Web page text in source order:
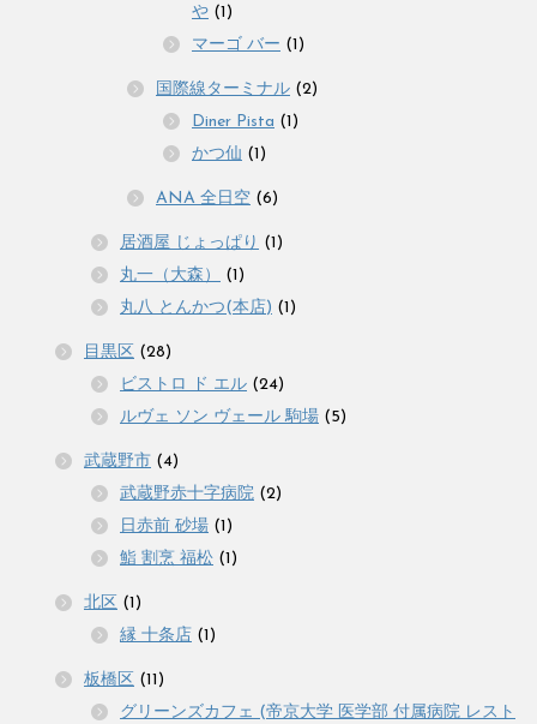
や (1)
マーゴ バー (1)
国際線ターミナル (2)
Diner Pista (1)
かつ仙 (1)
ANA 全日空 (6)
居酒屋 じょっぱり (1)
丸一（大森）
(1)
丸八 とんかつ(本店) (1)
目黒区 (28)
ビストロ ド エル (24)
ルヴェ ソン ヴェール 駒場 (5)
武蔵野市 (4)
武蔵野赤十字病院 (2)
日赤前 砂場 (1)
鮨 割烹 福松 (1)
北区 (1)
縁 十条店 (1)
板橋区 (11)
グリーンズカフェ (帝京大学 医学部 付属病院 レスト